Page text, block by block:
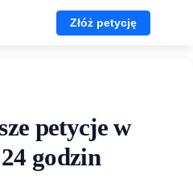
Złóż petycję
petycje w
godzin